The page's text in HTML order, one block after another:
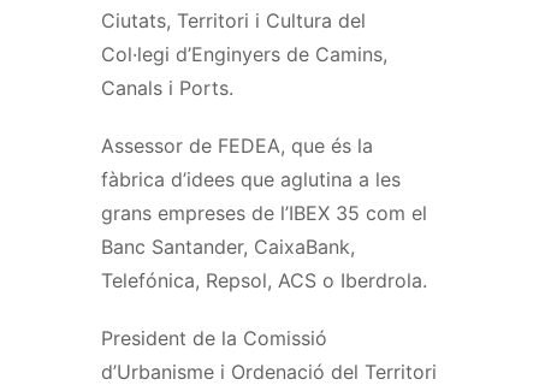
Ciutats, Territori i Cultura del
Col·legi d’Enginyers de Camins,
Canals i Ports.
Assessor de FEDEA, que és la
fàbrica d’idees que aglutina a les
grans empreses de l’IBEX 35 com el
Banc Santander, CaixaBank,
Telefónica, Repsol, ACS o Iberdrola.
President de la Comissió
d’Urbanisme i Ordenació del Territori